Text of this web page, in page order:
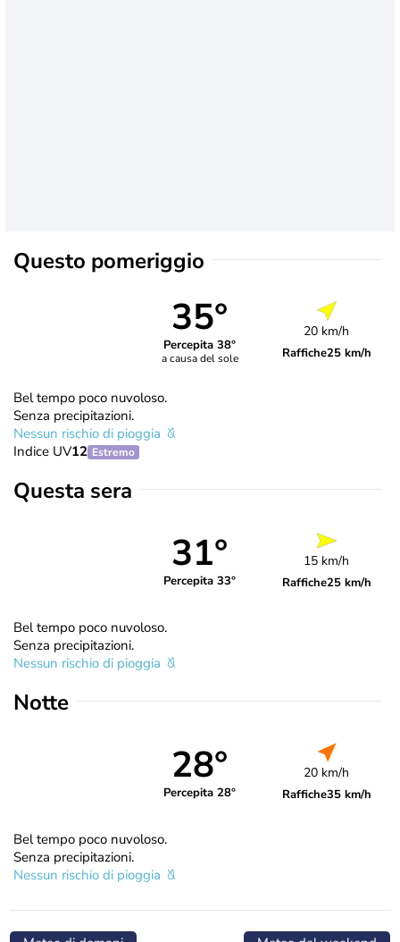
Questo pomeriggio
35°
Percepita 38°
a causa del sole
20 km/h
Raffiche25 km/h
Bel tempo poco nuvoloso.
Senza precipitazioni.
Nessun rischio di pioggia
Indice UV12 Estremo
Questa sera
31°
Percepita 33°
15 km/h
Raffiche25 km/h
Bel tempo poco nuvoloso.
Senza precipitazioni.
Nessun rischio di pioggia
Notte
28°
Percepita 28°
20 km/h
Raffiche35 km/h
Bel tempo poco nuvoloso.
Senza precipitazioni.
Nessun rischio di pioggia